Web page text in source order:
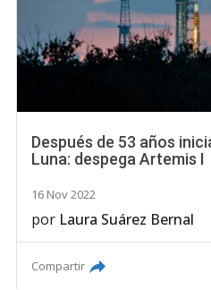
Después de 53 años
Luna: despega Artemis I
16 Nov 2022
por Laura Suárez Bernal
Compartir